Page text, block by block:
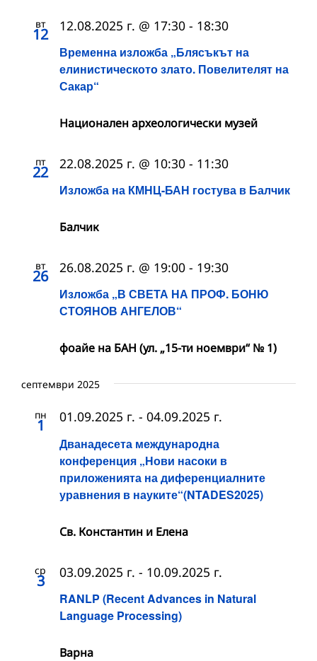
вт
12
Временна изложба „Блясъкът на
елинистическото злато. Повелителят на
Сакар“
12.08.2025 г. @ 17:30 - 18:30
Национален археологически музей
пт
22
Изложба на КМНЦ-БАН гостува в Балчик
22.08.2025 г. @ 10:30 - 11:30
Балчик
вт
26
Изложба „В СВЕТА НА ПРОФ. БОНЮ
СТОЯНОВ АНГЕЛОВ“
26.08.2025 г. @ 19:00 - 19:30
фоайе на БАН (ул. „15-ти ноември“ № 1)
септември 2025
пн
1
Дванадесета международна
конференция „Нови насоки в
приложенията на диференциалните
уравнения в науките“(NTADES2025)
01.09.2025 г. - 04.09.2025 г.
Св. Константин и Елена
ср
3
RANLP (Recent Advances in Natural
Language Processing)
03.09.2025 г. - 10.09.2025 г.
Варна